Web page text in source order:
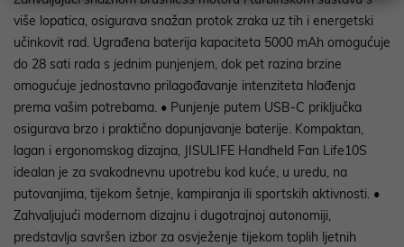
više lopatica, osigurava snažan protok zraka uz tih i energetski
učinkovit rad. Ugrađena baterija kapaciteta 5000 mAh omogućuje
do 28 sati rada s jednim punjenjem, dok pet razina brzine
omogućuje jednostavno prilagođavanje intenziteta hlađenja
prema vašim potrebama. • Punjenje putem USB-C priključka
osigurava brzo i praktično dopunjavanje baterije. Kompaktan,
lagan i ergonomskog dizajna, JISULIFE Handheld Fan Life10S
idealan je za svakodnevnu upotrebu kod kuće, u uredu, na
putovanjima, tijekom šetnje, kampiranja ili sportskih aktivnosti. •
Zahvaljujući modernom dizajnu i dugotrajnoj autonomiji,
predstavlja savršen izbor za osvježenje tijekom toplih ljetnih